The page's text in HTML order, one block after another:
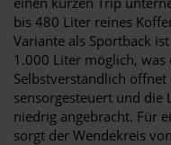
bis 480 Liter reines
Variante als Sportback
1.000 Liter möglich,
Selbstverständlich
sensorgesteuert und die
niedrig angebracht. Für
sorgt der Wendekreis